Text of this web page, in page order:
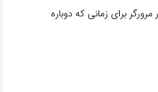
برای زمانی که دوباره